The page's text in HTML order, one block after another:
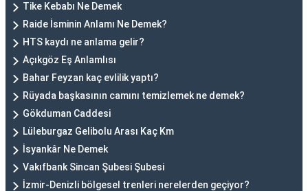
Tike Kebabı Ne Demek
Raide İsminin Anlamı Ne Demek?
HTS kaydı ne anlama gelir?
Açıkgöz Eş Anlamlısı
Bahar Feyzan kaç evlilik yaptı?
Rüyada başkasının camını temizlemek ne demek?
Gökduman Caddesi
Lüleburgaz Gelibolu Arası Kaç Km
İsyankâr Ne Demek
Vakıfbank Sincan Şubesi Şubesi
İzmir-Denizli bölgesel trenleri nerelerden geçiyor?